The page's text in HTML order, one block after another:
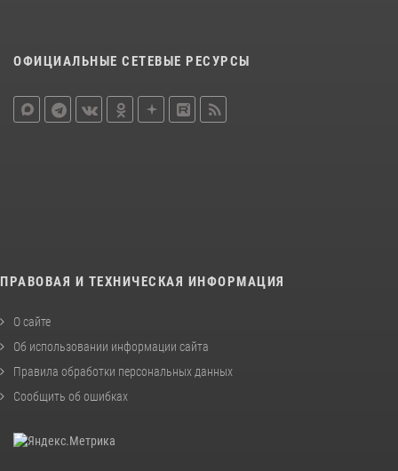
ОФИЦИАЛЬНЫЕ СЕТЕВЫЕ РЕСУРСЫ
ПРАВОВАЯ И ТЕХНИЧЕСКАЯ ИНФОРМАЦИЯ
О сайте
Об использовании информации сайта
Правила обработки персональных данных
Сообщить об ошибках